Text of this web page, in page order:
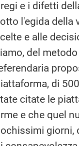
e i difetti
l'egida della
e alle
del
di
citate le
e che quel
giorni,